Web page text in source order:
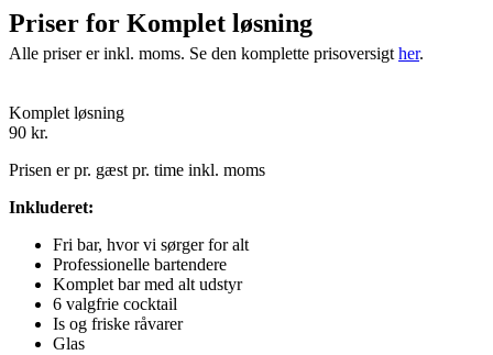
Priser for Komplet løsning
Alle priser er inkl. moms. Se den komplette prisoversigt her.
Komplet løsning
90 kr.
Prisen er pr. gæst pr. time inkl. moms
Inkluderet:
Fri bar, hvor vi sørger for alt
Professionelle bartendere
Komplet bar med alt udstyr
6 valgfrie cocktail
Is og friske råvarer
Glas